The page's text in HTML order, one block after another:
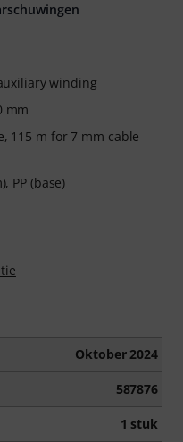
winding
mm
115 m for 7 mm cable
PP (base)
Oktober 2024
587876
1 stuk